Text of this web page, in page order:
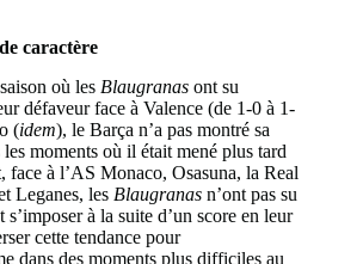
caractère
où les Blaugranas ont su
défaveur face à Valence (de 1-0 à 1-
(idem), le Barça n’a pas montré sa
moments où il était mené plus tard
face à l’AS Monaco, Osasuna, la Real
Leganes, les Blaugranas n’ont pas su
s’imposer à la suite d’un score en leur
cette tendance pour
dans des moments plus difficiles au